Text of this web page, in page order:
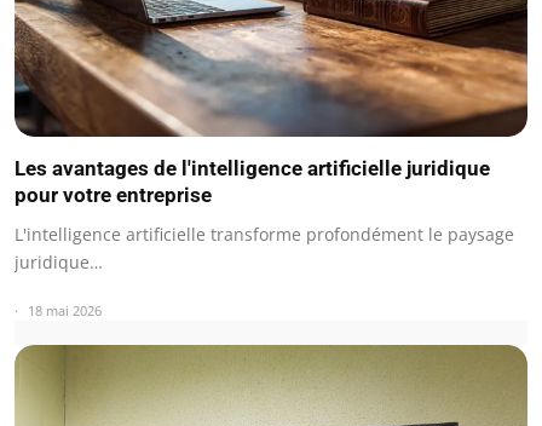
Les avantages de l'intelligence artificielle juridique
pour votre entreprise
L'intelligence artificielle transforme profondément le paysage
juridique…
18 mai 2026